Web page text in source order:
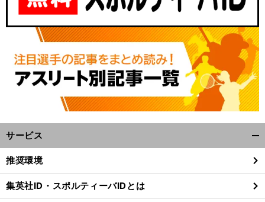
】
・
五
？
サービス
閉
る
推奨環境
集英社ID・スポルティーバIDとは